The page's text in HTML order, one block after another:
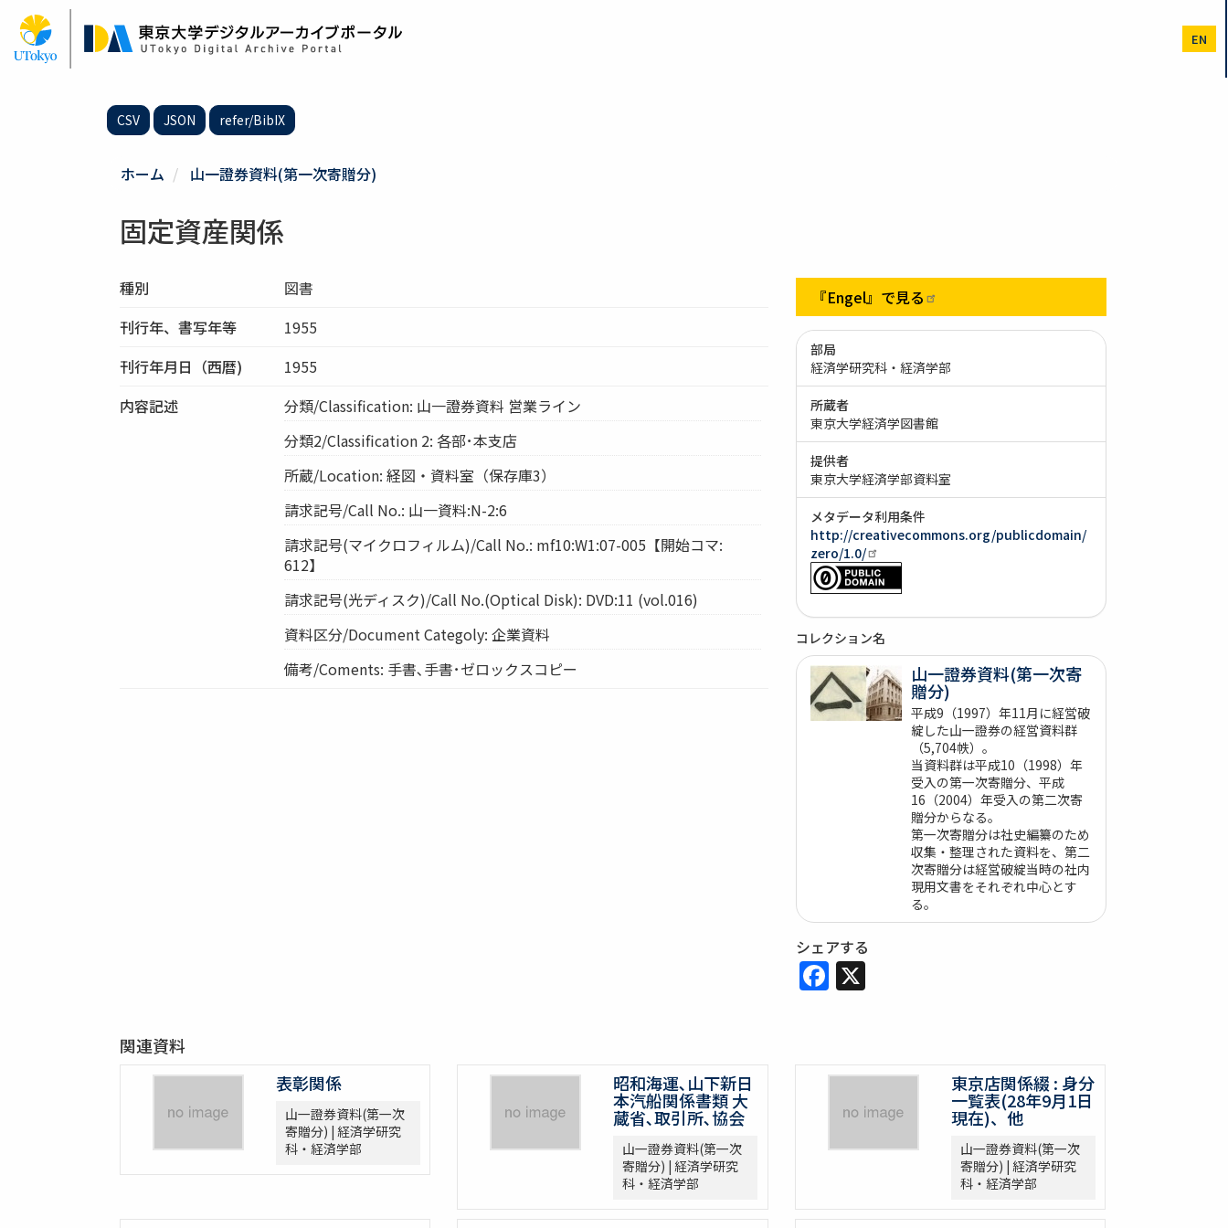
ン
EN
CSV JSON refer/BibIX
ホーム 山一證券資料(第一次寄贈分)
固定資産関係
種別
図書
刊行年、書写年等
1955
刊行年月日（西暦)
1955
内容記述
分類/Classification: 山一證券資料 営業ライン
分類2/Classification 2: 各部･本支店
所蔵/Location: 経図・資料室（保存庫3）
請求記号/Call No.: 山一資料:N-2:6
請求記号(マイクロフィルム)/Call No.: mf10:W1:07-005【開始コマ:
612】
請求記号(光ディスク)/Call No.(Optical Disk): DVD:11 (vol.016)
資料区分/Document Categoly: 企業資料
備考/Coments: 手書､手書･ゼロックスコピー
『Engel』で見る
部局
経済学研究科・経済学部
所蔵者
東京大学経済学図書館
提供者
東京大学経済学部資料室
メタデータ利用条件
http://creativecommons.org/publicdomain/
zero/1.0/
コレクション名
山一證券資料(第一次寄
贈分)
平成9（1997）年11月に経営破
綻した山一證券の経営資料群
（5,704帙）。
当資料群は平成10（1998）年
受入の第一次寄贈分、平成
16（2004）年受入の第二次寄
贈分からなる。
第一次寄贈分は社史編纂のため
収集・整理された資料を、第二
次寄贈分は経営破綻当時の社内
現用文書をそれぞれ中心とす
る。
シェアする
Facebook
X
関連資料
表彰関係
山一證券資料(第一次
寄贈分) | 経済学研究
科・経済学部
昭和海運､山下新日
本汽船関係書類 大
蔵省､取引所､協会
山一證券資料(第一次
寄贈分) | 経済学研究
科・経済学部
東京店関係綴 : 身分
一覧表(28年9月1日
現在)、他
山一證券資料(第一次
寄贈分) | 経済学研究
科・経済学部